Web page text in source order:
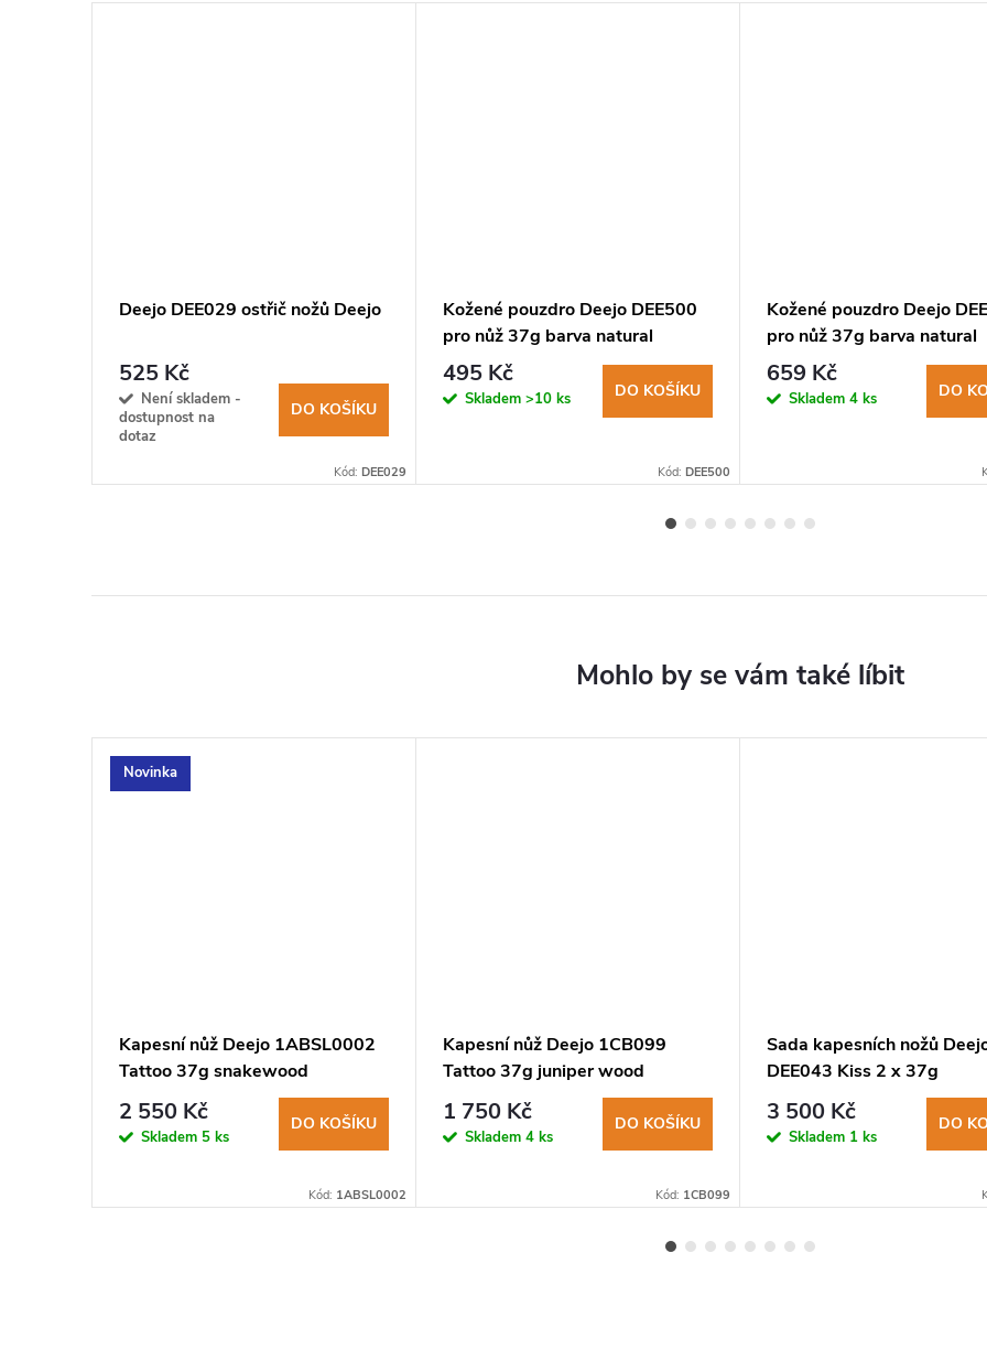
Deejo DEE029 ostřič nožů Deejo
525 Kč
Není skladem -
dostupnost na
dotaz
DO KOŠÍKU
Kód: DEE029
Kožené pouzdro Deejo DEE500
pro nůž 37g barva natural
495 Kč
Skladem >10 ks DO KOŠÍKU
Kód: DEE500
Kožené pouzdro Deejo
pro nůž 37g barva natural
659 Kč
Skladem 4 ks DO
Novinka
Kapesní nůž Deejo 1ABSL0002
Tattoo 37g snakewood
Sensuous Elegance limitovaná
edice
2 550 Kč
Skladem 5 ks
DO KOŠÍKU
Kód: 1ABSL0002
Kapesní nůž Deejo 1CB099
Tattoo 37g juniper wood
Sensuous Elegance
1 750 Kč
Skladem 4 ks
DO KOŠÍKU
Kód: 1CB099
Sada kapesních nožů
DEE043 Kiss 2 x 37g
3 500 Kč
Skladem 1 ks
DO